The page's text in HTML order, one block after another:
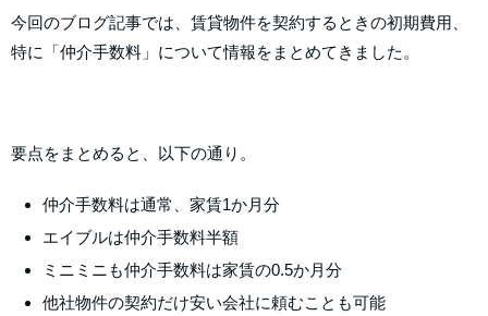
今回のブログ記事では、賃貸物件を契約するときの初期費用、
特に「仲介手数料」について情報をまとめてきました。
要点をまとめると、以下の通り。
仲介手数料は通常、家賃1か月分
エイブルは仲介手数料半額
ミニミニも仲介手数料は家賃の0.5か月分
他社物件の契約だけ安い会社に頼むことも可能